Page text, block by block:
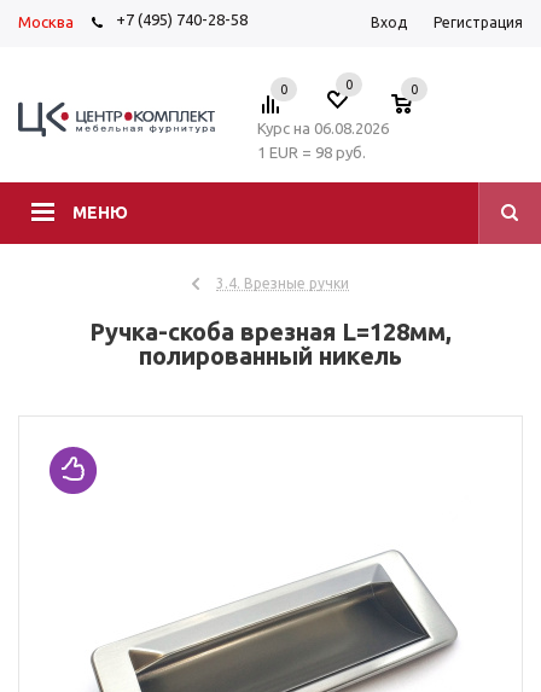
Москва +7 (495) 740-28-58 Вход Регистрация
МЕНЮ
0 0 0
Курс на 06.08.2026
1 EUR = 98 руб.
3.4. Врезные ручки
Ручка-скоба врезная L=128мм,
полированный никель